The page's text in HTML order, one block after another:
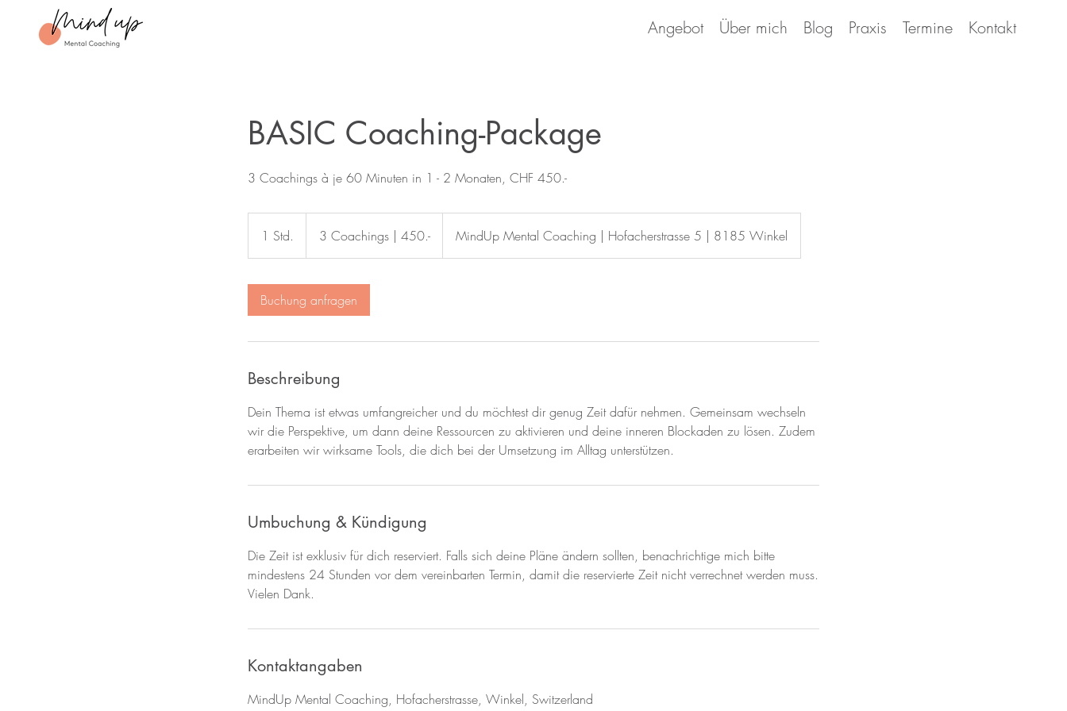
Angebot Über mich Blog Praxis Termine Kontakt
BASIC Coaching-Package
3 Coachings à je 60 Minuten in 1 - 2 Monaten, CHF 450.-
1 Std.
S
3 Coachings | 450.- MindUp Mental Coaching | Hofacherstrasse 5 | 8185 Winkel
Buchung anfragen
Beschreibung
Dein Thema ist etwas umfangreicher und du möchtest dir genug Zeit dafür nehmen. Gemeinsam wechseln
wir die Perspektive, um dann deine Ressourcen zu aktivieren und deine inneren Blockaden zu lösen. Zudem
erarbeiten wir wirksame Tools, die dich bei der Umsetzung im Alltag unterstützen.
Umbuchung & Kündigung
Die Zeit ist exklusiv für dich reserviert. Falls sich deine Pläne ändern sollten, benachrichtige mich bitte
mindestens 24 Stunden vor dem vereinbarten Termin, damit die reservierte Zeit nicht verrechnet werden muss.
Vielen Dank.
Kontaktangaben
MindUp Mental Coaching, Hofacherstrasse, Winkel, Switzerland